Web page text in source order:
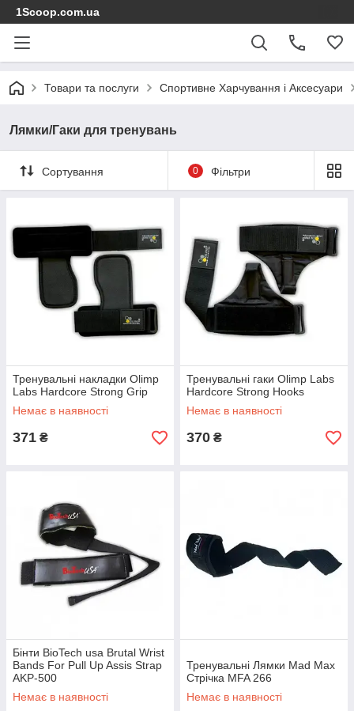
1Scoop.com.ua
Товари та послуги Спортивне Харчування і Аксесуари
Лямки/Гаки для тренувань
Сортування 0 Фільтри
Тренувальні накладки Olimp
Labs Hardcore Strong Grip
Немає в наявності
371 ₴
Тренувальні гаки Olimp Labs
Hardcore Strong Hooks
Немає в наявності
370 ₴
Бінти BioTech usa Brutal Wrist
Bands For Pull Up Assis Strap
AKP-500
Немає в наявності
Тренувальні Лямки Mad Max
Стрічка MFA 266
Немає в наявності